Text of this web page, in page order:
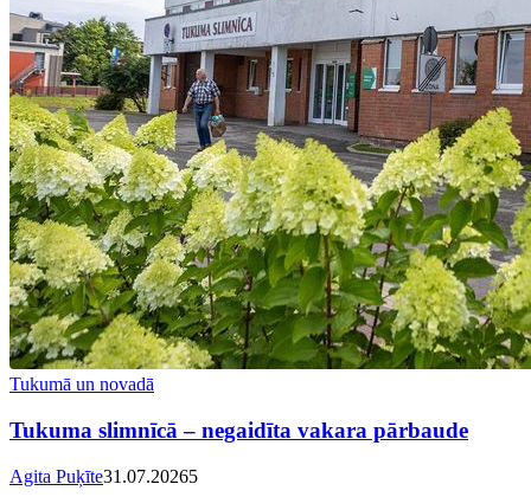
Tukumā un novadā
Tukuma slimnīcā – negaidīta vakara pārbaude
Agita Puķīte31.07.20265